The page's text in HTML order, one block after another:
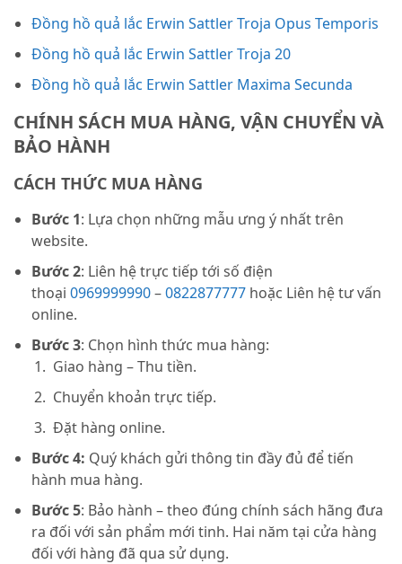
Đồng hồ quả lắc Erwin Sattler Troja Opus Temporis
Đồng hồ quả lắc Erwin Sattler Troja 20
Đồng hồ quả lắc Erwin Sattler Maxima Secunda
CHÍNH SÁCH MUA HÀNG, VẬN CHUYỂN VÀ
BẢO HÀNH
CÁCH THỨC MUA HÀNG
Bước 1: Lựa chọn những mẫu ưng ý nhất trên
website.
Bước 2: Liên hệ trực tiếp tới số điện
thoại 0969999990–0822877777 hoặc Liên hệ tư vấn
online.
Bước 3: Chọn hình thức mua hàng:
Giao hàng – Thu tiền.
Chuyển khoản trực tiếp.
Đặt hàng online.
Bước 4: Quý khách gửi thông tin đầy đủ để tiến
hành mua hàng.
Bước 5: Bảo hành – theo đúng chính sách hãng đưa
ra đối với sản phẩm mới tinh. Hai năm tại cửa hàng
đối với hàng đã qua sử dụng.